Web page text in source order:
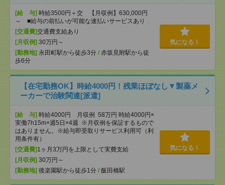
[給 与] 時給3500円＋交 【月収例】630,000円
～ ■給与の前払いが可能な速払いサービスあり
[交通費]交通費支給あり
[月収例] 30万円～
[勤務地] 永田町駅から徒歩3分 / 赤坂見附駅から徒
歩6分
気になる！
【在宅勤務OK】時給4000円！残業ほぼなし▼製薬メ
ーカーで治験関連[派遣]
[給 与] 時給4000円 月収例 58万円 時給4000円×
実働7h15m×週5日×4週 ※月収例を保証するもので
はありません。※給与即受取りサービス利用可（利
用条件有）
[交通費] 1ヶ月3万円を上限として実費支給
[月収例] 30万円～
[勤務地] 後楽園駅から徒歩1分 / 飯田橋駅
気になる！